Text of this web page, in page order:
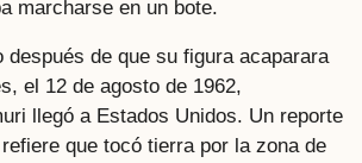
marcharse en un bote.
después de que su figura acaparara
el 12 de agosto de 1962,
llegó a Estados Unidos. Un reporte
que tocó tierra por la zona de